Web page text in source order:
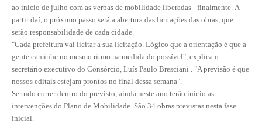
BENEFÍCIOS
APOSENTADORIA
CONVÊNIOS
PLANO DE SAÚDE
SEESPPREV
ao início de julho com as verbas de mobilidade liberadas - finalmente. A
partir daí, o próximo passo será a abertura das licitações das obras, que
serão responsabilidade de cada cidade.
"Cada prefeitura vai licitar a sua licitação. Lógico que a orientação é que a
gente caminhe no mesmo ritmo na medida do possível", explica o
secretário executivo do Consórcio, Luís Paulo Bresciani . "A previsão é que
nossos editais estejam prontos no final dessa semana".
Se tudo correr dentro do previsto, ainda neste ano terão início as
intervenções do Plano de Mobilidade. São 34 obras previstas nesta fase
inicial.